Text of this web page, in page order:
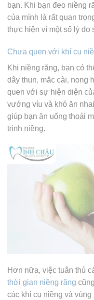
bạn. Khi bạn đeo niềng
của mình là rất quan
thực hiện vì một số lý do
Chưa quen với khí cụ
Khi niềng răng, bạn có
dây thun, mắc cài,
quen với sự hiện diện
vướng víu và khó ăn
giúp bạn ăn uống thoải
trình niềng.
Hơn nữa, việc tuân thủ
thời gian niềng răng
các khí cụ niềng và